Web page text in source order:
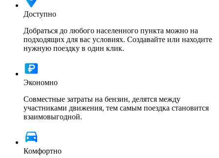
Доступно
Добраться до любого населенного пункта можно на
подходящих для вас условиях. Создавайте или находите
нужную поездку в один клик.
Экономно
Совместные затраты на бензин, делятся между
участниками движения, тем самым поездка становится
взаимовыгодной.
Комфортно